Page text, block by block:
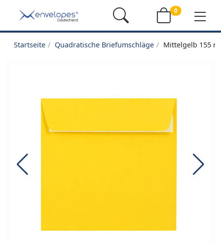
0
Startseite Quadratische Briefumschläge Mittelgelb 155